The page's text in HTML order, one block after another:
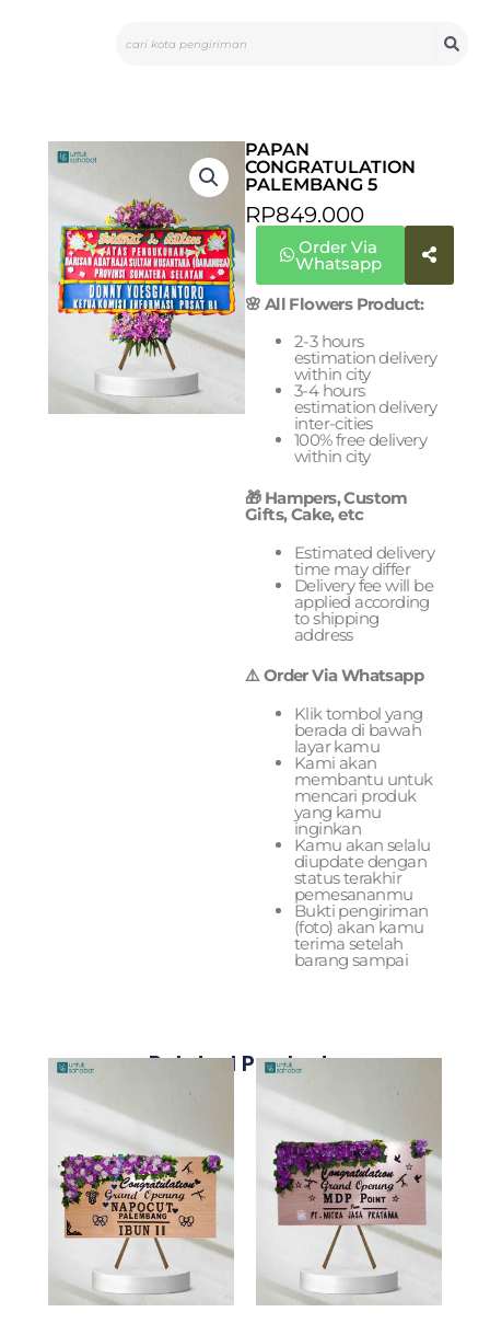
PAPAN
CONGRATULATION
PALEMBANG 5
RP849.000
Order Via
Whatsapp
🌸 All Flowers Product:
2-3 hours
estimation delivery
within city
3-4 hours
estimation delivery
inter-cities
100% free delivery
within city
🎁 Hampers, Custom
Gifts, Cake, etc
Estimated delivery
time may differ
Delivery fee will be
applied according
to shipping
address
⚠️ Order Via Whatsapp
Klik tombol yang
berada di bawah
layar kamu
Kami akan
membantu untuk
mencari produk
yang kamu
inginkan
Kamu akan selalu
diupdate dengan
status terakhir
pemesananmu
Bukti pengiriman
(foto) akan kamu
terima setelah
barang sampai
Related Products